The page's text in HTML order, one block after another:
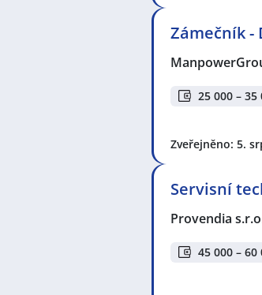
Zámečník -
25 000 – 35
Zveřejněno: 5.
Servisní
Provendia
45 000 – 60